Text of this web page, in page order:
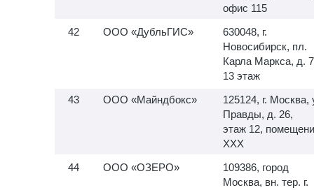
офис 115
ООО «ДубльГИС»
630048, г.
Новосибирск, пл.
Карла Маркса, д.
13 этаж
ООО «Майндбокс»
125124, г. Москва,
Правды, д. 26,
этаж 12,
XXX
ООО «ОЗЕРО»
109386, город
Москва, вн. тер. г.